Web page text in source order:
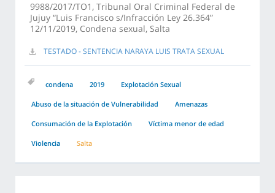
9988/2017/TO1, Tribunal Oral Criminal Federal de
Jujuy “Luis Francisco s/Infracción Ley 26.364”
12/11/2019, Condena sexual, Salta
TESTADO - SENTENCIA NARAYA LUIS TRATA SEXUAL
condena 2019 Explotación Sexual
Abuso de la situación de Vulnerabilidad Amenazas
Consumación de la Explotación Víctima menor de edad
Violencia Salta